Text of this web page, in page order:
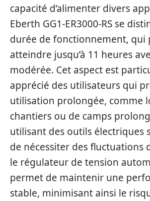
capacité d’alimenter divers
Eberth GG1-ER3000-RS se
durée de fonctionnement, qui
atteindre jusqu’à 11 heures
modérée. Cet aspect est
apprécié des utilisateurs qui
utilisation prolongée, comme
chantiers ou de camps
utilisant des outils électriques
de nécessiter des fluctuations
le régulateur de tension
permet de maintenir une
stable, minimisant ainsi le